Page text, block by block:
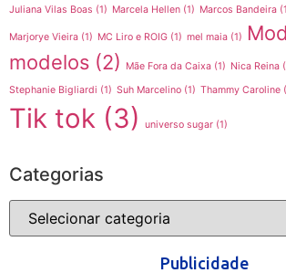
Juliana Vilas Boas (1) Marcela Hellen (1) Marcos Bandeira
Marjorye Vieira (1) MC Liro e ROIG (1) mel maia (1)
modelos (2) Mãe Fora da Caixa (1) Nica Reina
Stephanie Bigliardi (1) Suh Marcelino (1) Thammy Caroline
Tik tok (3) universo sugar (1)
Categorias
Publicidade